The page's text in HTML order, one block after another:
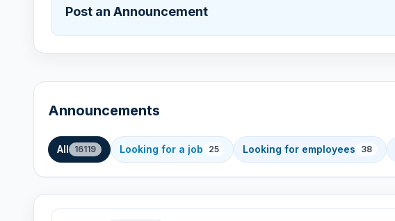
Post an Announcement
Announcements
All 16119 Looking for a job 25 Looking for employees 38